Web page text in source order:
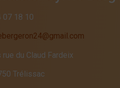
07 18 10
rue du Claud Fardeix
Trélissac